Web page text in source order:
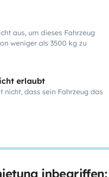
aus, um dieses Fahrzeug
weniger als 3500 kg zu
erlaubt
nicht, dass sein Fahrzeug das
inbegriffen: